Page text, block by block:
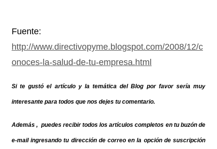
Fuente:
http://www.directivopyme.blogspot.com/2008/12/c
onoces-la-salud-de-tu-empresa.html
Si te gustó el artículo y la temática del Blog por favor sería muy
interesante para todos que nos dejes tu comentario.
Además , puedes recibir todos los artículos completos en tu buzón de
e-mail ingresando tu dirección de correo en la opción de suscripción